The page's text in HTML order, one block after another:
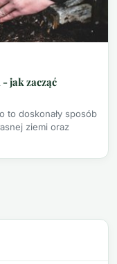
jak zacząć
to doskonały sposób
ziemi oraz